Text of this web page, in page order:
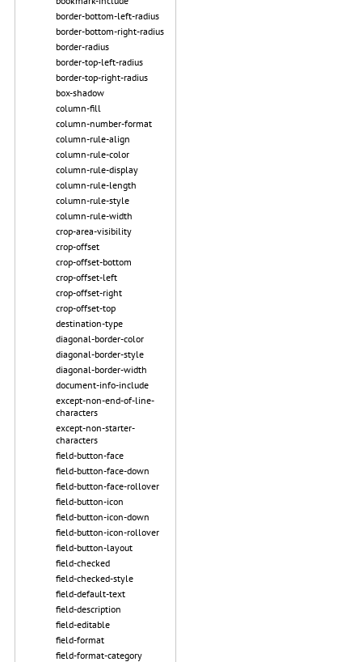
border-bottom-left-radius
border-bottom-right-radius
border-radius
border-top-left-radius
border-top-right-radius
box-shadow
column-fill
column-number-format
column-rule-align
column-rule-color
column-rule-display
column-rule-length
column-rule-style
column-rule-width
crop-area-visibility
crop-offset
crop-offset-bottom
crop-offset-left
crop-offset-right
crop-offset-top
destination-type
diagonal-border-color
diagonal-border-style
diagonal-border-width
document-info-include
except-non-end-of-line-
characters
except-non-starter-
characters
field-button-face
field-button-face-down
field-button-face-rollover
field-button-icon
field-button-icon-down
field-button-icon-rollover
field-button-layout
field-checked
field-checked-style
field-default-text
field-description
field-editable
field-format
field-format-category